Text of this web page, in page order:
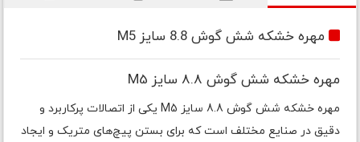
مهره خشکه شش گوش 8.8 سایز M5
مهره خشکه شش گوش 8.8 سایز M5
مهره خشکه شش گوش 8.8 سایز M5 یکی از اتصالات پرکاربرد و
دقیق در صنایع مختلف است که برای بستن پیچ‌های متریک و ایجاد